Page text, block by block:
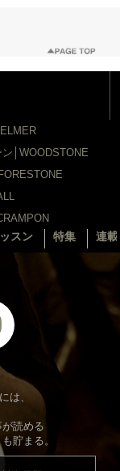
│WOODSTONE
スン 特集 連
は、
読める
貯まる。